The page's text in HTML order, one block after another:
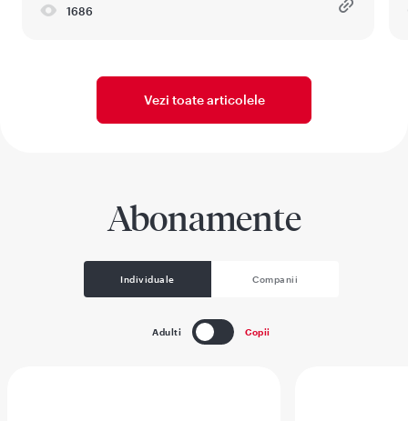
1686
Vezi toate articolele
Abonamente
Individuale Companii
Adulti Copii